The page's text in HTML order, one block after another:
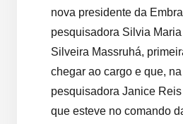
nova presidente da
pesquisadora Silvia
Silveira Massruhá,
chegar ao cargo e que,
pesquisadora Janice
que esteve no comando